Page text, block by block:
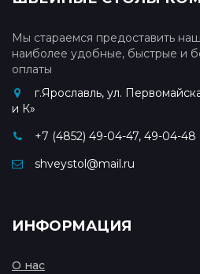
Мы стараемся предоставить
наиболее удобные, быстрые и
оплаты
г.Ярославль, ул.
и К»
+7 (4852) 49-04-47, 49-04-48
shveystol@mail.ru
ИНФОРМАЦИЯ
О нас